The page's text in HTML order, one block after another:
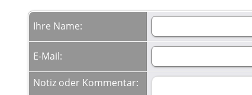
Ihre Name:
E-Mail:
Notiz oder Kommentar: